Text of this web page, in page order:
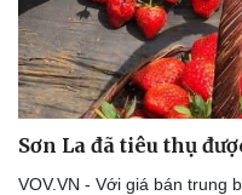
Sơn La đã tiêu thụ
VOV.VN - Với giá bán trung